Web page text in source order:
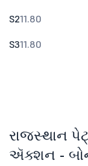
S211.80
S311.80
રાજસ્થાન
ઍક્શન -